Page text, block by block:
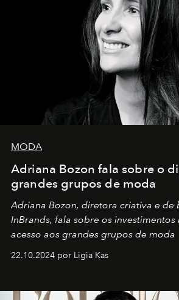
MODA
Adriana Bozon fala sobre o
grandes grupos de moda
Adriana Bozon, diretora criativa e
InBrands, fala sobre os
acesso aos grandes grupos de moda
22.10.2024 por Ligia Kas